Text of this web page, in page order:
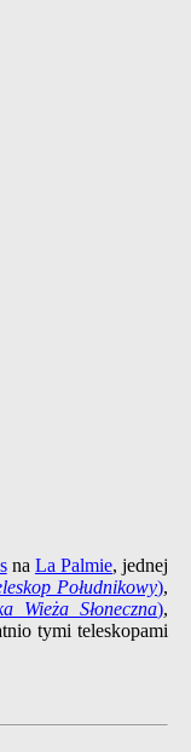
na La Palmie, jednej
Południkowy),
Wieża Słoneczna),
tymi teleskopami